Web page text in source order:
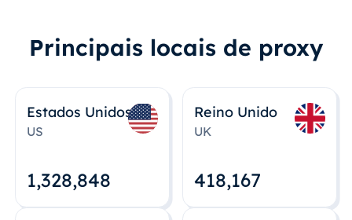
Principais locais de proxy
Estados Unidos
US
1,328,848
Reino Unido
UK
418,167